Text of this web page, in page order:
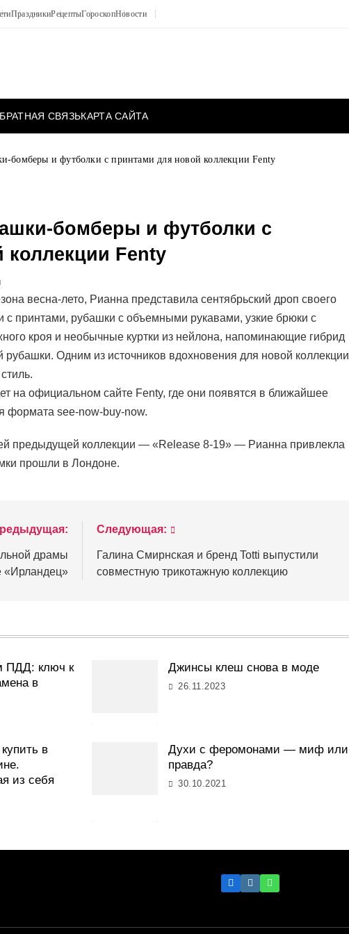
ПраздникиРецептыГороскопНовости
СВЯЗЬКАРТА САЙТА
бомберы и футболки с принтами для новой коллекции Fenty
бомберы и футболки с
коллекции Fenty
весна-лето, Рианна представила сентябрьский дроп своего
с принтами, рубашки с объемными рукавами, узкие брюки с
кроя и необычные куртки из нейлона, напоминающие гибрид
рубашки. Одним из источников вдохновения для новой коллекции
на официальном сайте Fenty, где они появятся в ближайшее
формата see-now-buy-now.
предыдущей коллекции — «Release 8-19» — Рианна привлекла
прошли в Лондоне.
драмы
«Ирландец»
Следующая:
Галина Смирнская и бренд Totti выпустили
совместную трикотажную коллекцию
ПДД: ключ к
в
Джинсы клеш снова в моде
26.11.2023
в
из себя
Духи с феромонами — миф или
правда?
30.10.2021